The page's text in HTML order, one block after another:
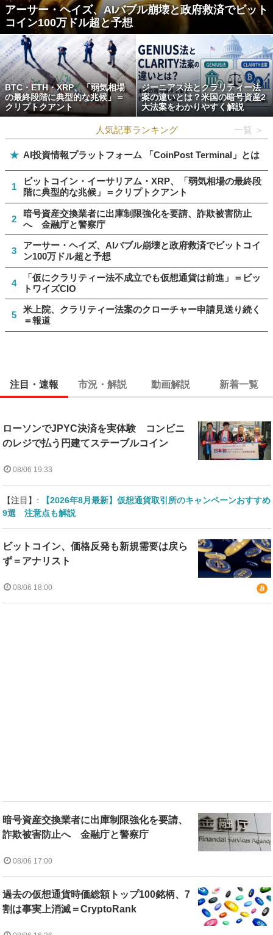
アーサー・ヘイズ、AIバブル崩壊と政府救済でビット
コイン100万ドル超と予想
BTC・ETH・XRP、「弱気相場
の最終段階に典型的な兆候」＝
クリプトクアント
ジーニアス法とクラリティー法
案の違いとは？米国の暗号資産2
大法案をわかりやすく解説
人気記事ランキング 一覧 ＞
★ AI投資情報プラットフォーム 「CoinPost Terminal」とは
1
ビットコイン・イーサリアム・XRP、「弱気相場の最終段
階に典型的な兆候」＝クリプトクアント
2
暗号資産交換業者に出庫制限強化を要請、詐欺被害防止
へ 金融庁と警察庁
3
アーサー・ヘイズ、AIバブル崩壊と政府救済でビットコイ
ン100万ドル超と予想
4
「仮にクラリティー法不成立でも仮想通貨は前進」＝ビッ
トワイズCIO
5
米上院、クラリティー法案のクローチャー申請見送り続く
＝報道
注目・速報 市況・解説 動画解説 新着一覧
ローソンでJPYC決済を実体験 コンビニ
のレジで払う円建てステーブルコイン
08/06 19:33
【注目】:
【2026年8月最新】仮想通貨取引所のキャンペーンおすすめ
9選 注意点も解説
ビットコイン、価格反発も新規需要は戻ら
ず＝アナリスト
08/06 18:00
暗号資産交換業者に出庫制限強化を要請、
詐欺被害防止へ 金融庁と警察庁
08/06 17:00
過去の仮想通貨時価総額トップ100銘柄、7
割は事実上消滅＝CryptoRank